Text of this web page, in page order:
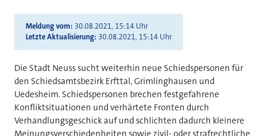
Meldung vom 30.08.2021, 15:14 Uhr
Letzte Aktualisierung 30.08.2021, 15:14 Uhr
Die Stadt Neuss sucht weiterhin neue Schiedspersonen für
den Schiedsamtsbezirk Erfttal, Grimlinghausen und
Uedesheim. Schiedspersonen brechen festgefahrene
Konfliktsituationen und verhärtete Fronten durch
Verhandlungsgeschick auf und schlichten dadurch kleinere
Meinungsverschiedenheiten sowie zivil- oder strafrechtliche